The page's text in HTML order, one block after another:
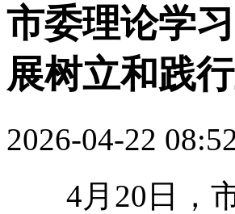
市委理论学
展树立和践
2026-04-22
4月20日，市